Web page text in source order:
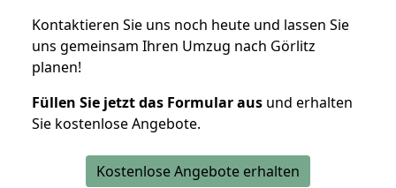
Kontaktieren Sie uns noch heute und lassen Sie
uns gemeinsam Ihren Umzug nach Görlitz
planen!
Füllen Sie jetzt das Formular aus und erhalten
Sie kostenlose Angebote.
Kostenlose Angebote erhalten